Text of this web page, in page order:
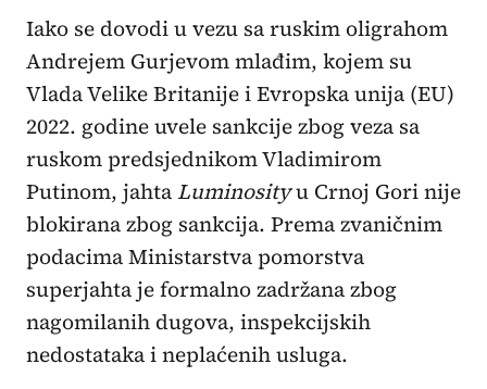
Iako se dovodi u vezu sa ruskim oligrahom
Andrejem Gurjevom mlađim, kojem su
Vlada Velike Britanije i Evropska unija (EU)
2022. godine uvele sankcije zbog veza sa
ruskom predsjednikom Vladimirom
Putinom, jahtaLuminosityu Crnoj Gori nije
blokirana zbog sankcija. Prema zvaničnim
podacima Ministarstva pomorstva
superjahta je formalno zadržana zbog
nagomilanih dugova, inspekcijskih
nedostataka i neplaćenih usluga.